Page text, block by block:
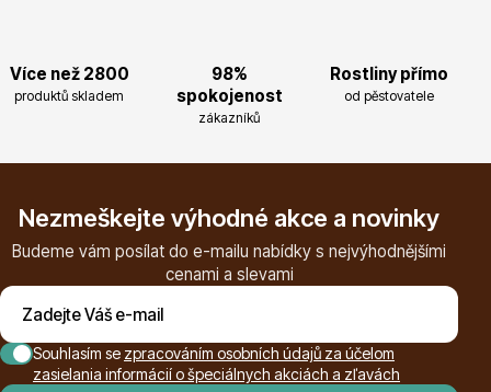
Dekorace
Více než 2800
produktů skladem
98%
spokojenost
zákazníků
Rostliny přímo
od pěstovatele
Nezmeškejte výhodné akce a novinky
Budeme vám posílat do e-mailu nabídky s nejvýhodnějšími
cenami a slevami
Souhlasím se zpracováním osobních údajů za účelom
zasielania informácií o špeciálnych akciách a zľavách